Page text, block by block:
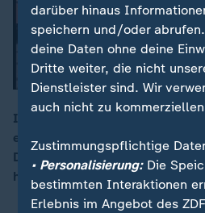
00:16
In Mecklenburg-Vorpommern
eine ungewöhnliche Häufung
Darmkeim Ehec. Wie sich die
haben, ist noch unklar.
darüber hinaus
speichern und/oder
deine Daten ohne deine
Dritte weiter, die nicht
Dienstleister sind. Wir
auch nicht zu
Zustimmungspflichtige
• Personalisierung:Die
bestimmten Interaktionen
Erlebnis im Angebot des